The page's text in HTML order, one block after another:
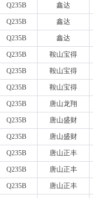
Q235B 鑫达
Q235B 鑫达
Q235B 鑫达
Q235B 鞍山宝得
Q235B 鞍山宝得
Q235B 鞍山宝得
Q235B 唐山龙翔
Q235B 唐山盛财
Q235B 唐山盛财
Q235B 唐山正丰
Q235B 唐山正丰
Q235B 唐山正丰